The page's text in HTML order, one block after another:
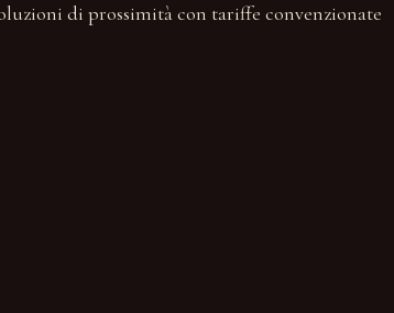
di prossimità con tariffe convenzionate